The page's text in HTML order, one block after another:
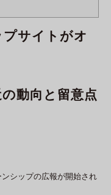
サイトがオ
動向と留意点
シップの広報が開始され